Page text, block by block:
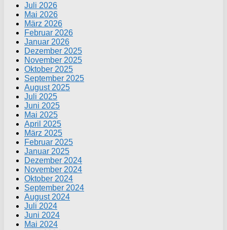
Juli 2026
Mai 2026
März 2026
Februar 2026
Januar 2026
Dezember 2025
November 2025
Oktober 2025
September 2025
August 2025
Juli 2025
Juni 2025
Mai 2025
April 2025
März 2025
Februar 2025
Januar 2025
Dezember 2024
November 2024
Oktober 2024
September 2024
August 2024
Juli 2024
Juni 2024
Mai 2024